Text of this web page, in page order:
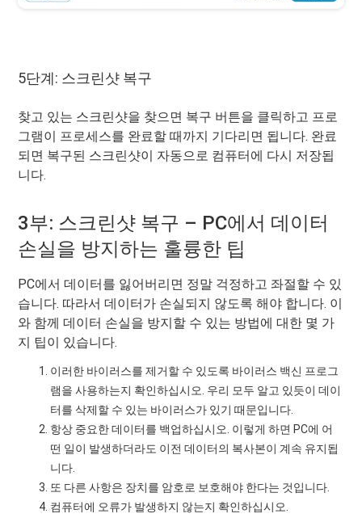
5단계: 스크린샷 복구
찾고 있는 스크린샷을 찾으면 복구 버튼을 클릭하고 프로
그램이 프로세스를 완료할 때까지 기다리면 됩니다. 완료
되면 복구된 스크린샷이 자동으로 컴퓨터에 다시 저장됩
니다.
3부: 스크린샷 복구 – PC에서 데이터
손실을 방지하는 훌륭한 팁
PC에서 데이터를 잃어버리면 정말 걱정하고 좌절할 수 있
습니다. 따라서 데이터가 손실되지 않도록 해야 합니다. 이
와 함께 데이터 손실을 방지할 수 있는 방법에 대한 몇 가
지 팁이 있습니다.
이러한 바이러스를 제거할 수 있도록 바이러스 백신 프로그
램을 사용하는지 확인하십시오. 우리 모두 알고 있듯이 데이
터를 삭제할 수 있는 바이러스가 있기 때문입니다.
항상 중요한 데이터를 백업하십시오. 이렇게 하면 PC에 어
떤 일이 발생하더라도 이전 데이터의 복사본이 계속 유지됩
니다.
또 다른 사항은 장치를 암호로 보호해야 한다는 것입니다.
컴퓨터에 오류가 발생하지 않는지 확인하십시오.